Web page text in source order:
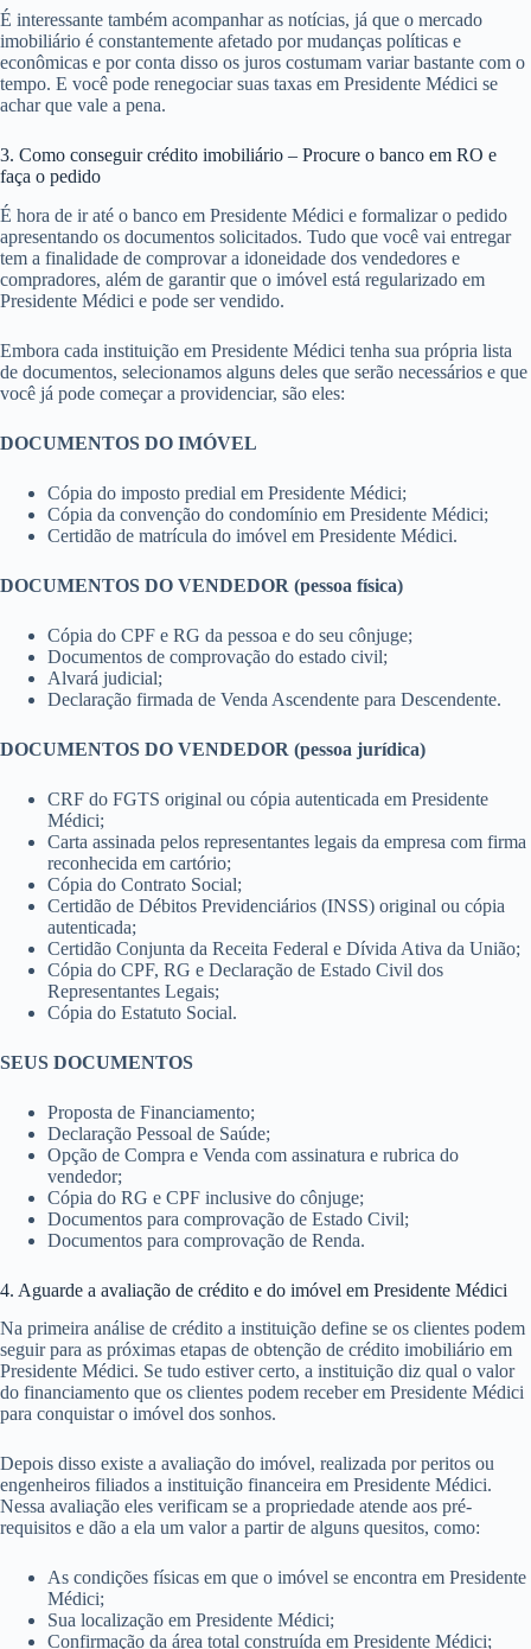
É interessante também acompanhar as notícias, já que o mercado
imobiliário é constantemente afetado por mudanças políticas e
econômicas e por conta disso os juros costumam variar bastante com o
tempo. E você pode renegociar suas taxas em Presidente Médici se
achar que vale a pena.
3. Como conseguir crédito imobiliário – Procure o banco em RO e
faça o pedido
É hora de ir até o banco em Presidente Médici e formalizar o pedido
apresentando os documentos solicitados. Tudo que você vai entregar
tem a finalidade de comprovar a idoneidade dos vendedores e
compradores, além de garantir que o imóvel está regularizado em
Presidente Médici e pode ser vendido.
Embora cada instituição em Presidente Médici tenha sua própria lista
de documentos, selecionamos alguns deles que serão necessários e que
você já pode começar a providenciar, são eles:
DOCUMENTOS DO IMÓVEL
Cópia do imposto predial em Presidente Médici;
Cópia da convenção do condomínio em Presidente Médici;
Certidão de matrícula do imóvel em Presidente Médici.
DOCUMENTOS DO VENDEDOR (pessoa física)
Cópia do CPF e RG da pessoa e do seu cônjuge;
Documentos de comprovação do estado civil;
Alvará judicial;
Declaração firmada de Venda Ascendente para Descendente.
DOCUMENTOS DO VENDEDOR (pessoa jurídica)
CRF do FGTS original ou cópia autenticada em Presidente
Médici;
Carta assinada pelos representantes legais da empresa com firma
reconhecida em cartório;
Cópia do Contrato Social;
Certidão de Débitos Previdenciários (INSS) original ou cópia
autenticada;
Certidão Conjunta da Receita Federal e Dívida Ativa da União;
Cópia do CPF, RG e Declaração de Estado Civil dos
Representantes Legais;
Cópia do Estatuto Social.
SEUS DOCUMENTOS
Proposta de Financiamento;
Declaração Pessoal de Saúde;
Opção de Compra e Venda com assinatura e rubrica do
vendedor;
Cópia do RG e CPF inclusive do cônjuge;
Documentos para comprovação de Estado Civil;
Documentos para comprovação de Renda.
4. Aguarde a avaliação de crédito e do imóvel em Presidente Médici
Na primeira análise de crédito a instituição define se os clientes podem
seguir para as próximas etapas de obtenção de crédito imobiliário em
Presidente Médici. Se tudo estiver certo, a instituição diz qual o valor
do financiamento que os clientes podem receber em Presidente Médici
para conquistar o imóvel dos sonhos.
Depois disso existe a avaliação do imóvel, realizada por peritos ou
engenheiros filiados a instituição financeira em Presidente Médici.
Nessa avaliação eles verificam se a propriedade atende aos pré-
requisitos e dão a ela um valor a partir de alguns quesitos, como:
As condições físicas em que o imóvel se encontra em Presidente
Médici;
Sua localização em Presidente Médici;
Confirmação da área total construída em Presidente Médici;